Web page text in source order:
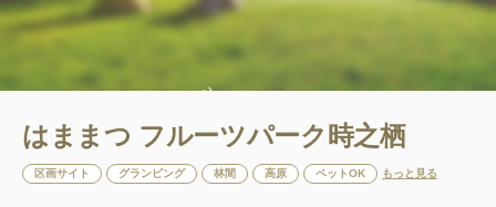
はままつ フルーツパーク時之栖
区画サイト グランピング 林間 高原 ペットOK もっと見る